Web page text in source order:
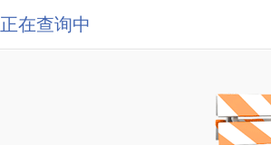
正在查询中